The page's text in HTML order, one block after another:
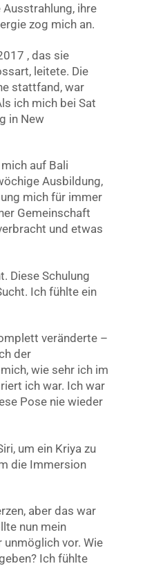
ihre
zog mich an.
, das sie
leitete. Die
stattfand, war
ich mich bei Sat
in New
auf Bali
Ausbildung,
mich für immer
Gemeinschaft
und etwas
Diese Schulung
Ich fühlte ein
veränderte –
der
wie sehr ich im
ich war. Ich war
Pose nie wieder
um ein Kriya zu
die Immersion
aber das war
nun mein
vor. Wie
Ich fühlte